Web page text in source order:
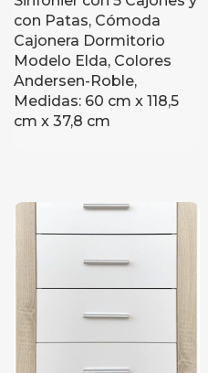
con Patas, Cómoda
Cajonera Dormitorio
Modelo Elda, Colores
Andersen-Roble,
Medidas: 60 cm x 118,5
cm x 37,8 cm